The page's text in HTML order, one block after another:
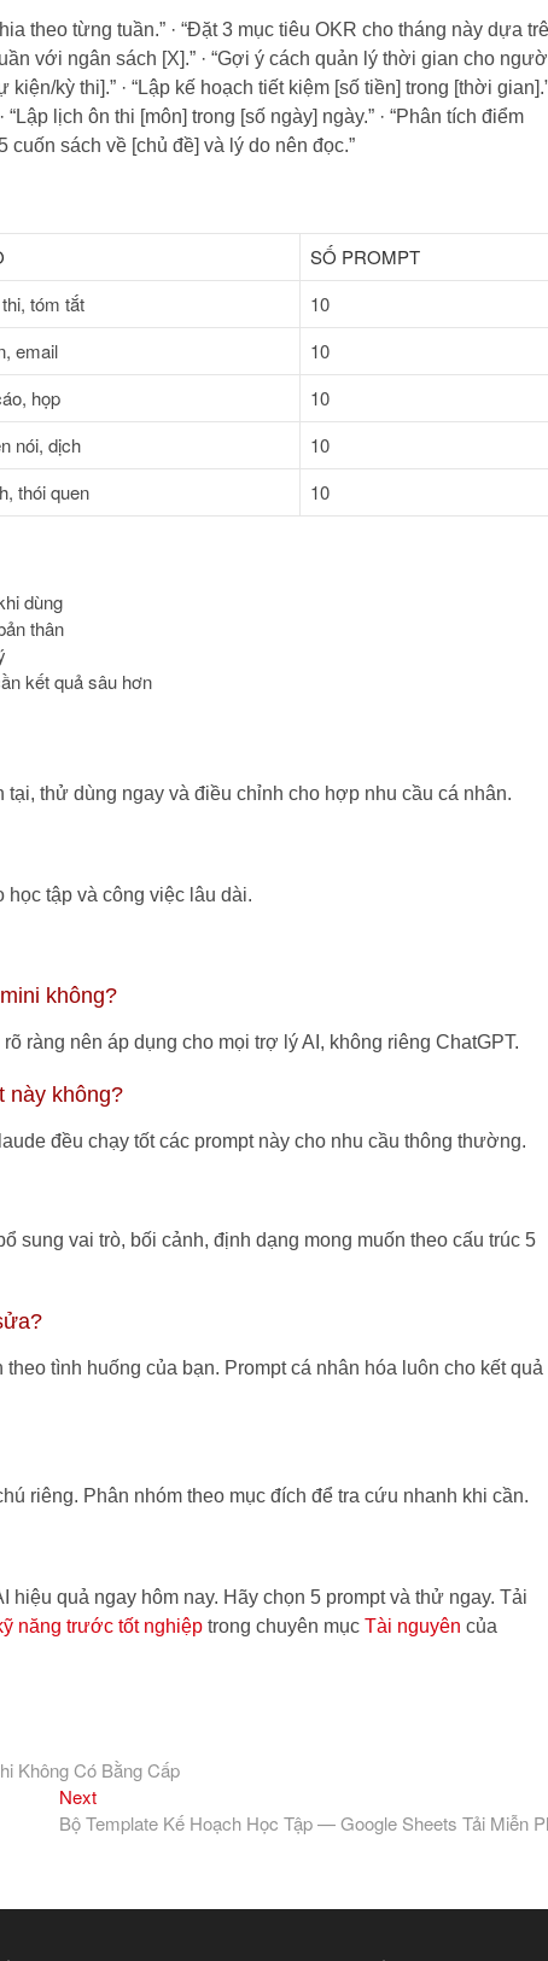
theo từng tuần.” · “Đặt 3 mục tiêu OKR cho tháng này dựa
với ngân sách [X].” · “Gợi ý cách quản lý thời gian cho
kỳ thi].” · “Lập kế hoạch tiết kiệm [số tiền] trong [thời
lịch ôn thi [môn] trong [số ngày] ngày.” · “Phân tích điểm
cuốn sách về [chủ đề] và lý do nên đọc.”
SỐ PROMPT
tóm tắt
10
email
10
họp
10
nói, dịch
10
thói quen 10
dùng
thân
kết quả sâu hơn
thử dùng ngay và điều chỉnh cho hợp nhu cầu cá nhân.
học tập và công việc lâu dài.
không?
ràng nên áp dụng cho mọi trợ lý AI, không riêng ChatGPT.
này không?
đều chạy tốt các prompt này cho nhu cầu thông thường.
sung vai trò, bối cảnh, định dạng mong muốn theo cấu trúc 5
tình huống của bạn. Prompt cá nhân hóa luôn cho kết quả
riêng. Phân nhóm theo mục đích để tra cứu nhanh khi cần.
quả ngay hôm nay. Hãy chọn 5 prompt và thử ngay. Tải
năng trước tốt nghiệp trong chuyên mục Tài nguyên của
Không Có Bằng Cấp
NextNext
post:
Bộ Template Kế Hoạch Học Tập — Google Sheets Tải Miễn